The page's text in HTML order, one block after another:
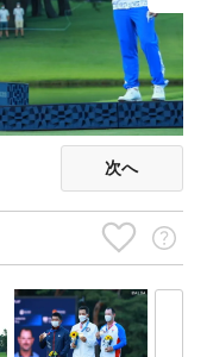
次へ